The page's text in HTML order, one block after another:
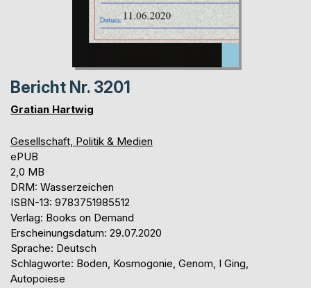
Bericht Nr. 3201
Gratian Hartwig
Gesellschaft, Politik & Medien
ePUB
2,0 MB
DRM: Wasserzeichen
ISBN-13: 9783751985512
Verlag: Books on Demand
Erscheinungsdatum: 29.07.2020
Sprache: Deutsch
Schlagworte: Boden, Kosmogonie, Genom, I Ging,
Autopoiese